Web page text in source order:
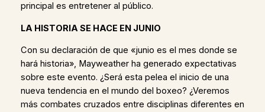
principal es entretener al público.
LA HISTORIA SE HACE EN JUNIO
Con su declaración de que «junio es el mes donde se
hará historia», Mayweather ha generado expectativas
sobre este evento. ¿Será esta pelea el inicio de una
nueva tendencia en el mundo del boxeo? ¿Veremos
más combates cruzados entre disciplinas diferentes en